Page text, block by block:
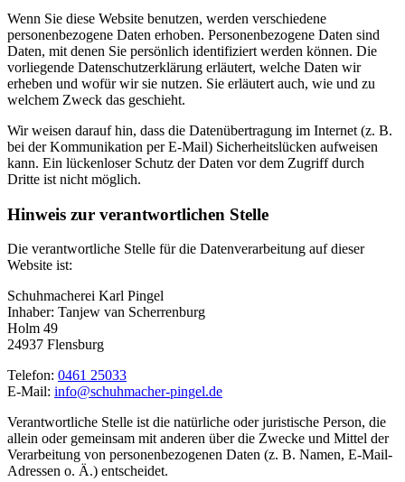
Wenn Sie diese Website benutzen, werden verschiedene
personenbezogene Daten erhoben. Personenbezogene Daten sind
Daten, mit denen Sie persönlich identifiziert werden können. Die
vorliegende Datenschutzerklärung erläutert, welche Daten wir
erheben und wofür wir sie nutzen. Sie erläutert auch, wie und zu
welchem Zweck das geschieht.
Wir weisen darauf hin, dass die Datenübertragung im Internet (z. B.
bei der Kommunikation per E-Mail) Sicherheitslücken aufweisen
kann. Ein lückenloser Schutz der Daten vor dem Zugriff durch
Dritte ist nicht möglich.
Hinweis zur verantwortlichen Stelle
Die verantwortliche Stelle für die Datenverarbeitung auf dieser
Website ist:
Schuhmacherei Karl Pingel
Inhaber: Tanjew van Scherrenburg
Holm 49
24937 Flensburg
Telefon: 0461 25033
E-Mail: info@schuhmacher-pingel.de
Verantwortliche Stelle ist die natürliche oder juristische Person, die
allein oder gemeinsam mit anderen über die Zwecke und Mittel der
Verarbeitung von personenbezogenen Daten (z. B. Namen, E-Mail-
Adressen o. Ä.) entscheidet.